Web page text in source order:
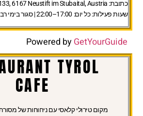
כתובת:
שעות פעילות:כל יום: 17:00–22:00 | סגור בימי רביעי
Powered byGetYourGuide
TYROL
CAFE
מקום טירולי קלאסי עם ניחוחות של